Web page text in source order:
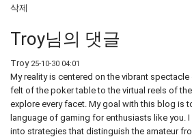
삭제
Troy님의 댓글
Troy 25-10-30 04:01
My reality is centered on the vibrant
felt of the poker table to the virtual reels of
explore every facet. My goal with this blog is
language of gaming for enthusiasts like you.
into strategies that distinguish the amateur